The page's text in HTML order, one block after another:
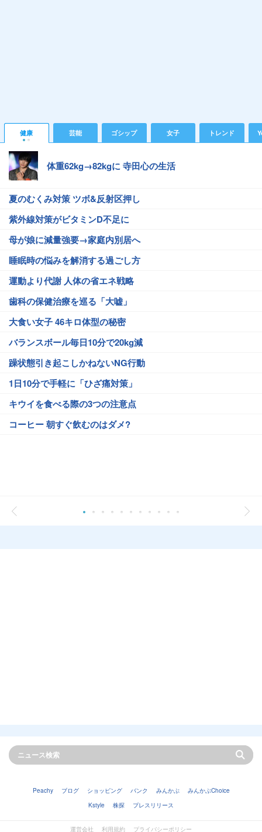
健康 芸能 ゴシップ 女子 トレンド
体重62kg→82kgに 寺田心の生活
夏のむくみ対策 ツボ&反射区押し
紫外線対策がビタミンD不足に
母が娘に減量強要→家庭内別居へ
睡眠時の悩みを解消する過ごし方
運動より代謝 人体の省エネ戦略
歯科の保健治療を巡る「大嘘」
大食い女子 46キロ体型の秘密
バランスボール毎日10分で20kg減
躁状態引き起こしかねないNG行動
1日10分で手軽に「ひざ痛対策」
キウイを食べる際の3つの注意点
コーヒー 朝すぐ飲むのはダメ?
Peachy ブログ ショッピング バンク みんかぶ
みんかぶChoice
Kstyle
株探 プレスリリース
運営会社 利用規約 プライバシーポリシー